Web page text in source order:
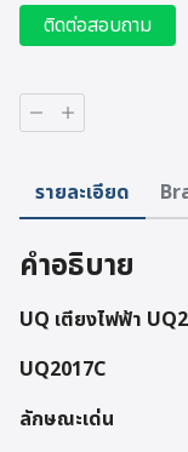
ติดต่อสอบถาม
จำนวน
UQ
UQ2017C
ชิ้น
รายละเอียด
คำอธิบาย
UQ เตียงไฟฟ้า
UQ2017C
ลักษณะเด่น